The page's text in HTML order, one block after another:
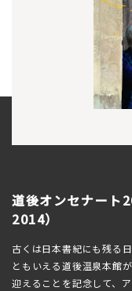
道後オンセナート
2014）
古くは日本書紀にも残る
ともいえる道後温泉本館
迎えることを記念して、